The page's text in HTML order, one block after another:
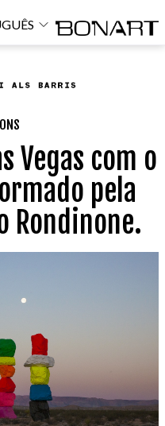
Vegas com o
pela
Rondinone.